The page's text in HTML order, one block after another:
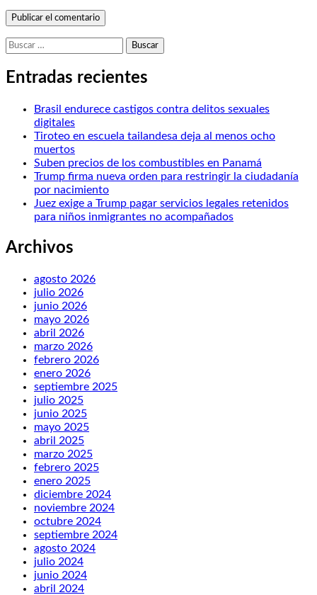
Buscar:
Entradas recientes
Brasil endurece castigos contra delitos sexuales
digitales
Tiroteo en escuela tailandesa deja al menos ocho
muertos
Suben precios de los combustibles en Panamá
Trump firma nueva orden para restringir la ciudadanía
por nacimiento
Juez exige a Trump pagar servicios legales retenidos
para niños inmigrantes no acompañados
Archivos
agosto 2026
julio 2026
junio 2026
mayo 2026
abril 2026
marzo 2026
febrero 2026
enero 2026
septiembre 2025
julio 2025
junio 2025
mayo 2025
abril 2025
marzo 2025
febrero 2025
enero 2025
diciembre 2024
noviembre 2024
octubre 2024
septiembre 2024
agosto 2024
julio 2024
junio 2024
abril 2024